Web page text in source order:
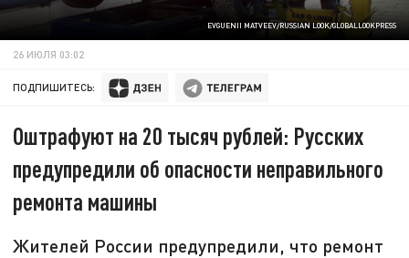
EVGUENII MATVEEV/RUSSIAN LOOK/GLOBALLOOKPRESS
26 ИЮЛЯ 03:02
ПОДПИШИТЕСЬ:
Оштрафуют на 20 тысяч рублей: Русских
предупредили об опасности неправильного
ремонта машины
Жителей России предупредили, что ремонт